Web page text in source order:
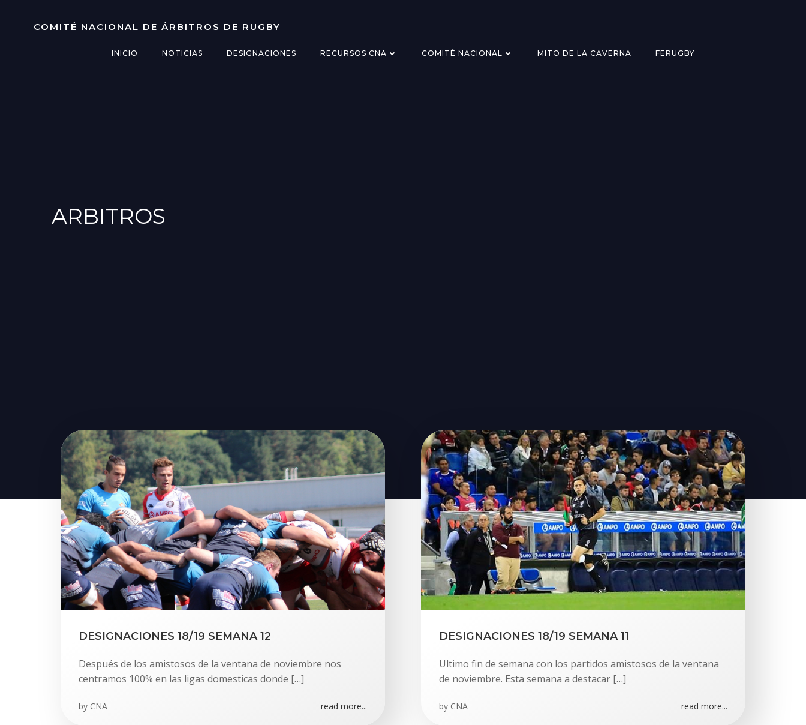
COMITÉ NACIONAL DE ÁRBITROS DE RUGBY
INICIO NOTICIAS DESIGNACIONES RECURSOS CNA COMITÉ NACIONAL MITO DE LA CAVERNA FERUGBY
ARBITROS
DESIGNACIONES 18/19 SEMANA 12
Después de los amistosos de la ventana de noviembre nos
centramos 100% en las ligas domesticas donde […]
by CNA read more...
DESIGNACIONES 18/19 SEMANA 11
Ultimo fin de semana con los partidos amistosos de la ventana
de noviembre. Esta semana a destacar […]
by CNA read more...